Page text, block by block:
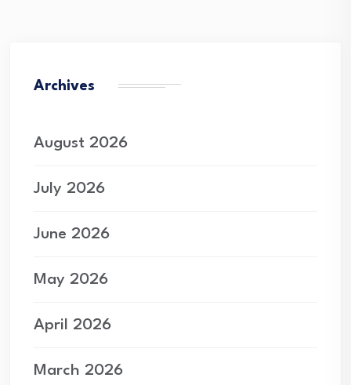
Archives
August 2026
July 2026
June 2026
May 2026
April 2026
March 2026